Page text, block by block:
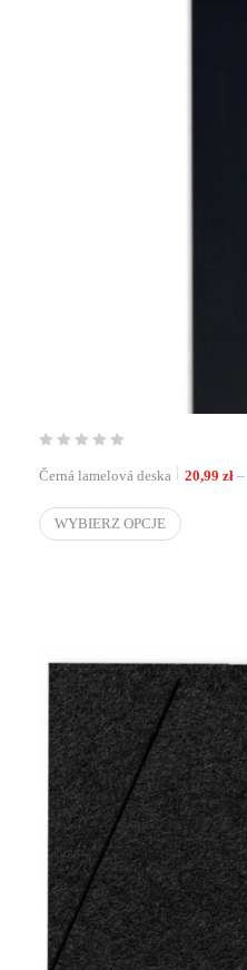
Černá lamelová deska 20,99 zł –
WYBIERZ OPCJE